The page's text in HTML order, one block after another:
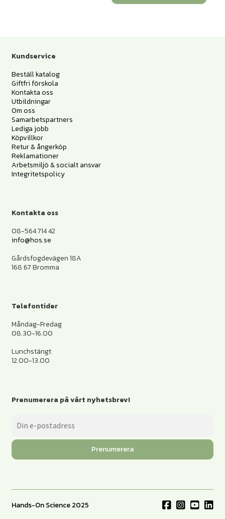
Kundservice
Beställ katalog
Giftfri förskola
Kontakta oss
Utbildningar
Om oss
Samarbetspartners
Lediga jobb
Köpvillkor
Retur & ångerköp
Reklamationer
Arbetsmiljö & socialt ansvar
Integritetspolicy
Kontakta oss
08-564 714 42
info@hos.se
Gårdsfogdevägen 18A
168 67 Bromma
Telefontider
Måndag-Fredag
08.30-16.00
Lunchstängt
12.00-13.00
Prenumerera på vårt nyhetsbrev!
Prenumerera
Hands-On Science 2025